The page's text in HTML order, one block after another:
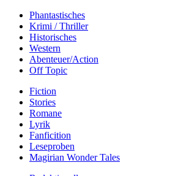
Phantastisches
Krimi / Thriller
Historisches
Western
Abenteuer/Action
Off Topic
Fiction
Stories
Romane
Lyrik
Fanficition
Leseproben
Magirian Wonder Tales